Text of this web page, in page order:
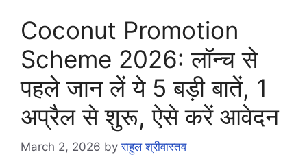
Coconut Promotion
Scheme 2026: लॉन्च से
पहले जान लें ये 5 बड़ी बातें, 1
अप्रैल से शुरू, ऐसे करें आवेदन
March 2, 2026 byराहुल श्रीवास्तव